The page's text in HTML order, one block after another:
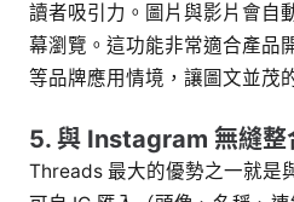
讀者吸引力。圖片與影片會自
幕瀏覽。這功能非常適合產品
等品牌應用情境，讓圖文並茂
5. 與 Instagram 無縫整
Threads 最大的優勢之一就是